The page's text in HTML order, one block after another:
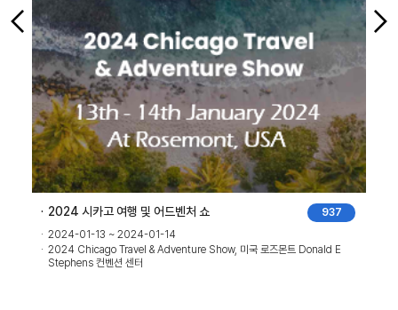
937
Donald E
2024 필로세니아
2024-11-14 ~ 2024-11-16
2024 Philoxenia, 그리스 테살로니키 테살로니키 국제 전시회